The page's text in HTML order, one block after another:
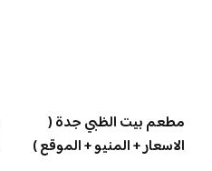
مطعم بيت الظبي جدة (
الاسعار + المنيو + الموقع )